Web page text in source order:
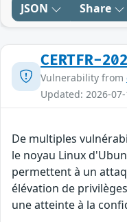
JSON Share
CERTFR-
Vulnerability from
Updated: 2026-
De multiples
le noyau Linux
permettent à un
élévation de
une atteinte à la